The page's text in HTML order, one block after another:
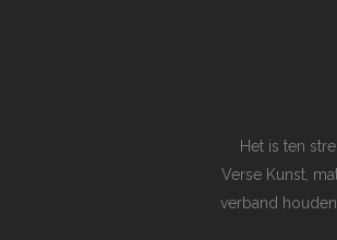
Het is ten
Verse Kunst,
verband